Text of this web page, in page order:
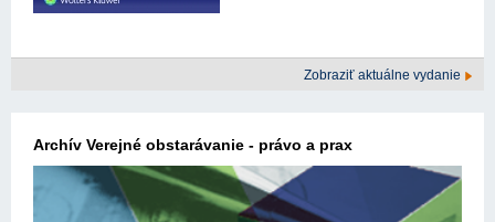
Zobraziť aktuálne vydanie
Archív Verejné obstarávanie - právo a prax